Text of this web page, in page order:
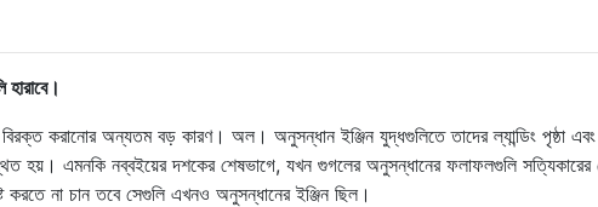
হারাবে।
করানোর অন্যতম বড় কারণ। অল। অনুসন্ধান ইঞ্জিন যুদ্ধগুলিতে তাদের ল্যান্ডিং পৃষ্ঠা এবং
হয়। এমনকি নব্বইয়ের দশকের শেষভাগে, যখন গুগলের অনুসন্ধানের ফলাফলগুলি সত্যিকারের
করতে না চান তবে সেগুলি এখনও অনুসন্ধানের ইঞ্জিন ছিল।